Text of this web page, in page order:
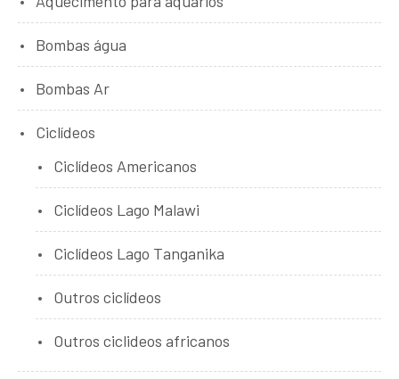
Bombas água
Bombas Ar
Ciclídeos
Ciclídeos Americanos
Ciclídeos Lago Malawi
Ciclídeos Lago Tanganika
Outros ciclídeos
Outros ciclideos africanos